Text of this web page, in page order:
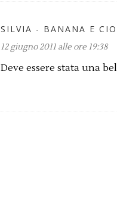
SILVIA - BANANA E
12 giugno 2011 alle ore 19:38
Deve essere stata una